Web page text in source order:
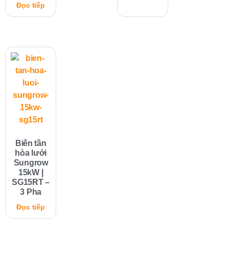
Đọc tiếp
Biến tần
hòa lưới
Sungrow
15kW |
SG15RT –
3 Pha
Đọc tiếp